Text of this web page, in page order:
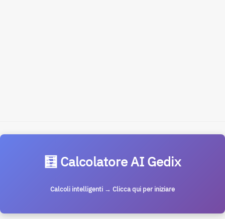
🧮 Calcolatore AI Gedix
Calcoli intelligenti → Clicca qui per iniziare